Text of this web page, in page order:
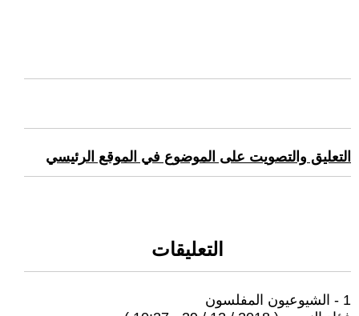
التعليق والتصويت على الموضوع في الموقع الرئيسي
التعليقات
1 - الشيوعيون المفلسون